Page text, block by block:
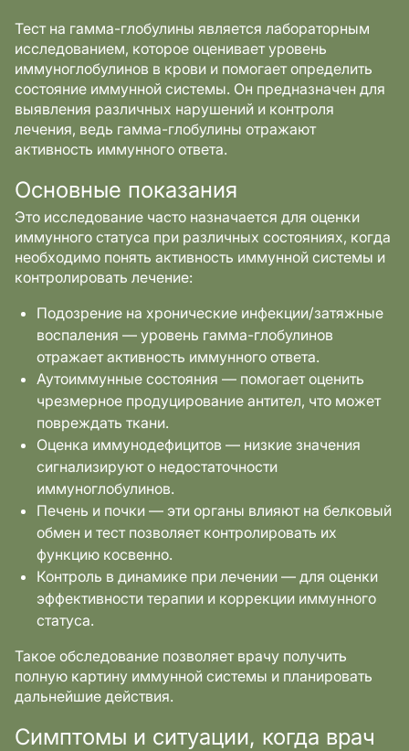
Тест на гамма-глобулины является лабораторным
исследованием, которое оценивает уровень
иммуноглобулинов в крови и помогает определить
состояние иммунной системы. Он предназначен для
выявления различных нарушений и контроля
лечения, ведь гамма-глобулины отражают
активность иммунного ответа.
Основные показания
Это исследование часто назначается для оценки
иммунного статуса при различных состояниях, когда
необходимо понять активность иммунной системы и
контролировать лечение:
Подозрение на хронические инфекции/затяжные
воспаления — уровень гамма-глобулинов
отражает активность иммунного ответа.
Аутоиммунные состояния — помогает оценить
чрезмерное продуцирование антител, что может
повреждать ткани.
Оценка иммунодефицитов — низкие значения
сигнализируют о недостаточности
иммуноглобулинов.
Печень и почки — эти органы влияют на белковый
обмен и тест позволяет контролировать их
функцию косвенно.
Контроль в динамике при лечении — для оценки
эффективности терапии и коррекции иммунного
статуса.
Такое обследование позволяет врачу получить
полную картину иммунной системы и планировать
дальнейшие действия.
Симптомы и ситуации, когда врач